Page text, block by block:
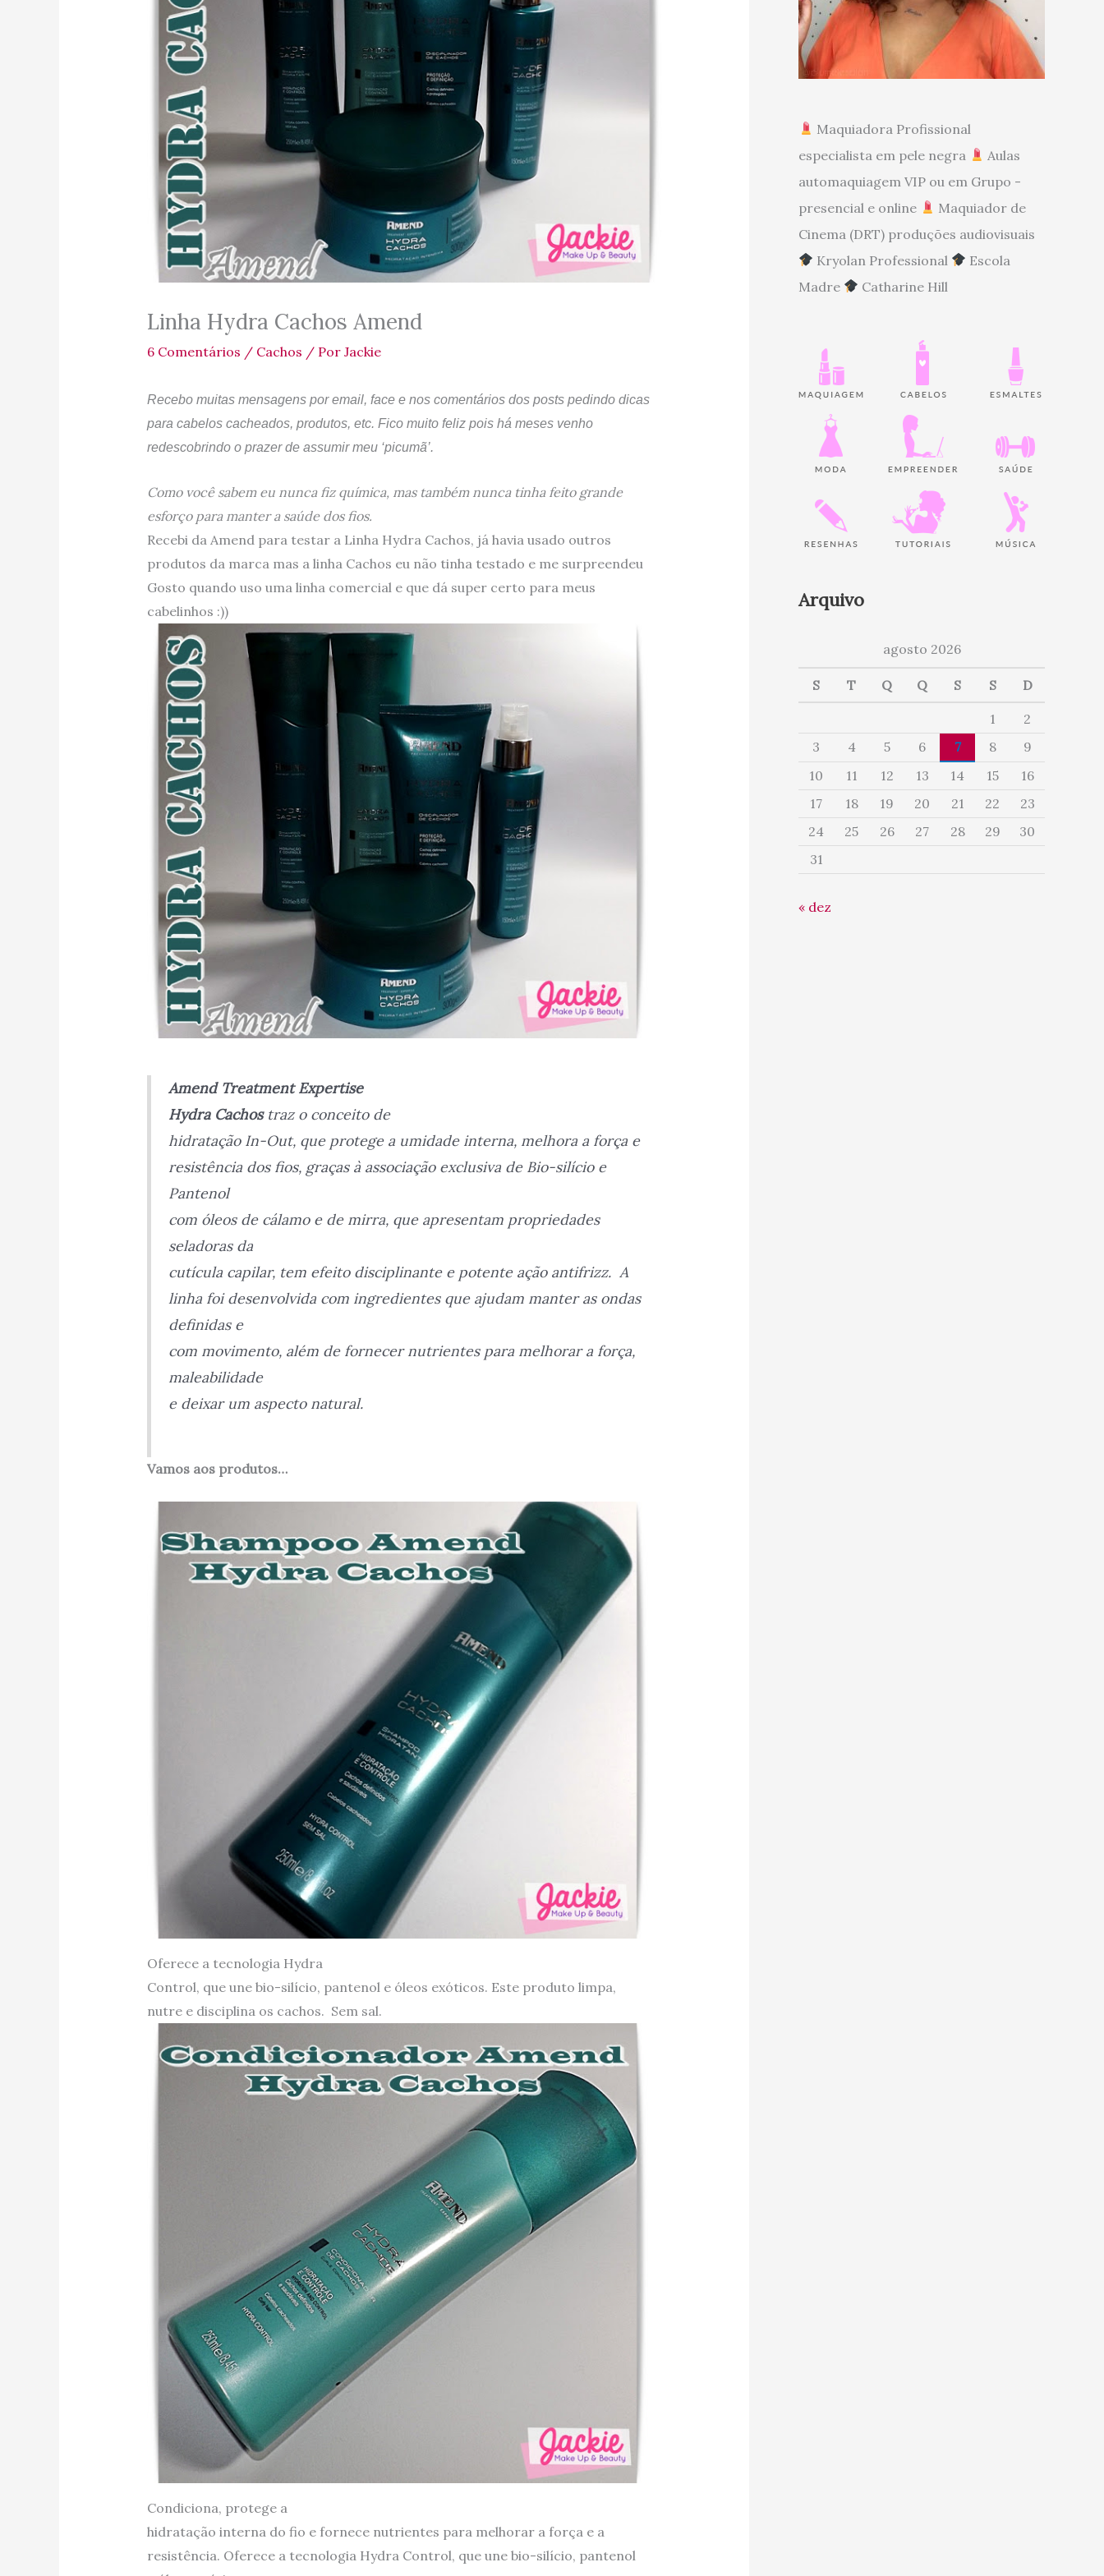
Linha Hydra Cachos Amend
6 Comentários / Cachos / Por Jackie
Recebo muitas mensagens por email, face e nos comentários dos posts pedindo dicas
para cabelos cacheados, produtos, etc. Fico muito feliz pois há meses venho
redescobrindo o prazer de assumir meu ‘picumã’.
Como você sabem eu nunca fiz química, mas também nunca tinha feito grande
esforço para manter a saúde dos fios.
Recebi da Amend para testar a Linha Hydra Cachos, já havia usado outros
produtos da marca mas a linha Cachos eu não tinha testado e me surpreendeu
Gosto quando uso uma linha comercial e que dá super certo para meus
cabelinhos :))
Amend Treatment Expertise
Hydra Cachos traz o conceito de
hidratação In-Out, que protege a umidade interna, melhora a força e
resistência dos fios, graças à associação exclusiva de Bio-silício e
Pantenol
com óleos de cálamo e de mirra, que apresentam propriedades
seladoras da
cutícula capilar, tem efeito disciplinante e potente ação antifrizz. A
linha foi desenvolvida com ingredientes que ajudam manter as ondas
definidas e
com movimento, além de fornecer nutrientes para melhorar a força,
maleabilidade
e deixar um aspecto natural.
Vamos aos produtos…
Oferece a tecnologia Hydra
Control, que une bio-silício, pantenol e óleos exóticos. Este produto limpa,
nutre e disciplina os cachos. Sem sal.
Condiciona, protege a
hidratação interna do fio e fornece nutrientes para melhorar a força e a
resistência. Oferece a tecnologia Hydra Control, que une bio-silício, pantenol
Maquiadora Profissional
especialista em pele negra
Aulas
automaquiagem VIP ou em Grupo -
presencial e online
Maquiador de
Cinema (DRT) produções audiovisuais
Kryolan Professional
Escola
Madre
Catharine Hill
Arquivo
agosto 2026
S T Q Q S S D
1
2
3
4 5 6 7 8
9
10
11 12 13 14 15
16
17
18 19 20 21 22
23
24
25 26 27 28 29
30
31
« dez